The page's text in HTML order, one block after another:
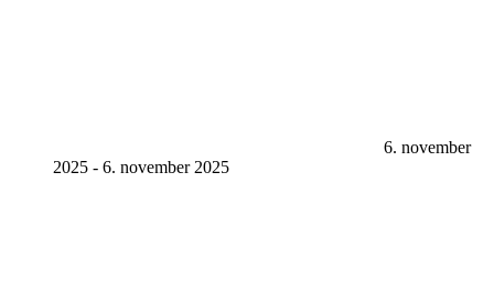
6. november
2025 - 6. november 2025